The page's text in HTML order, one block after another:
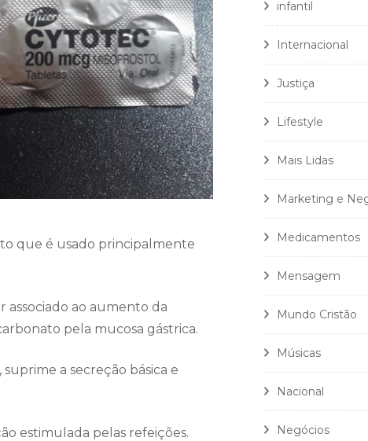
que é usado principalmente
ao aumento da
pela mucosa gástrica.
a secreção básica e
estimulada pelas refeições.
infantil
Internacional
Justiça
Lifestyle
Mais Lidas
Marketing e
Medicamentos
Mensagem
Mundo Cristão
Músicas
Nacional
Negócios